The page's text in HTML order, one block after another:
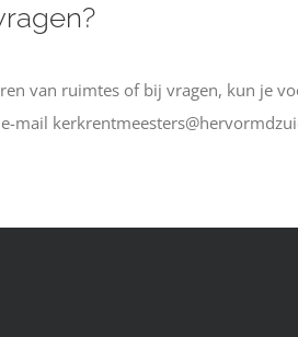
van ruimtes of bij vragen, kun je
mail